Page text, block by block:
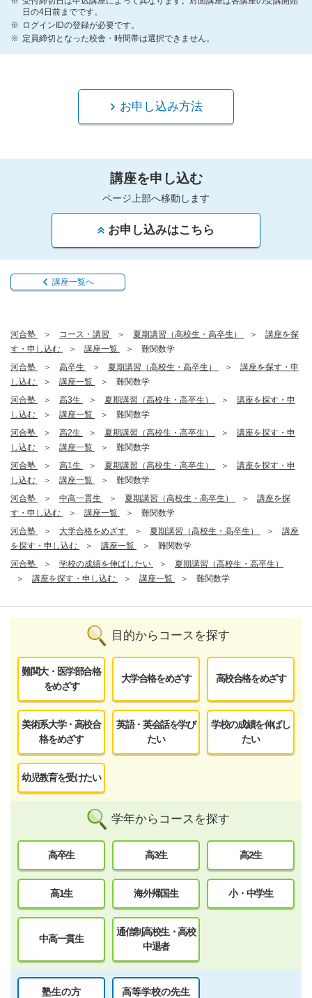
日の4日前までです。
ログインIDの登録が必要です。
定員締切となった校舎・時間帯は選択できません。
お申し込み方法
講座を申し込む
ページ上部へ移動します
お申し込みはこちら
講座一覧へ
河合塾 コース・講習 夏期講習（高校生・高卒生）
講座を探
す・申し込む
講座一覧
難関数学
河合塾
高卒生 夏期講習（高校生・高卒生）
講座を探す・申
し込む
講座一覧
難関数学
河合塾
高3生 夏期講習（高校生・高卒生）
講座を探す・申
し込む
講座一覧
難関数学
河合塾
高2生 夏期講習（高校生・高卒生）
講座を探す・申
し込む
講座一覧
難関数学
河合塾
高1生 夏期講習（高校生・高卒生）
講座を探す・申
し込む
講座一覧
難関数学
河合塾
中高一貫生 夏期講習（高校生・高卒生）
講座を探
す・申し込む
講座一覧
難関数学
河合塾
大学合格をめざす 夏期講習（高校生・高卒生）
講座
を探す・申し込む
講座一覧
難関数学
河合塾
学校の成績を伸ばしたい
夏期講習（高校生・高卒生）
講座を探す・申し込む
講座一覧 難関数学
目的からコースを探す
難関大・医学部合格
をめざす
大学合格をめざす 高校合格をめざす
美術系大学・高校合
格をめざす
英語・英会話を学び
たい
学校の成績を伸ばし
たい
幼児教育を受けたい
学年からコースを探す
高卒生 高3生 高2生
高1生 海外帰国生 小・中学生
中高一貫生
通信制高校生・高校
中退者
塾生の方 高等学校の先生